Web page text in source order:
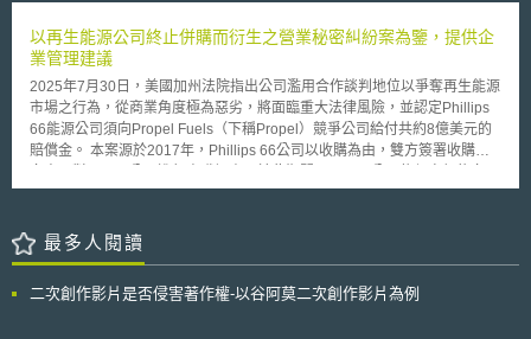
發展創立新事業。部長更進一步向國際新創喊話，韓國過去幾年成功孕育出
多家重量級獨角獸企業，極具協助新創發展為獨角獸企業之優勢。 推出此
一「特殊創業家簽證」措施，係為因應去年公布之「韓國新創政策」
（Startup Korea）中提出對於現行創業家簽證（startup visa）進行改進之
策略。 蓋韓國現行的創業家簽證相較於其他先進國家有較嚴格的條件，通
常有學歷限制以及各式佐證資料的要求，對不少外國創業家構成申請之阻
礙。 而新的「特殊創業家簽證」著眼於外國新創的創新與商業潛力。若外
韓國中小企業暨新創事業部與法務部預計年底前完成細節實施計畫，以順利
啟動「特殊創業家簽證」制度。此一新簽證制度預計將顯著促進韓國新創生
態系統發展，使來自世界各地具有創新和商業頭腦的創業家更容易在韓國落
以再生能源公司終止併購而衍生之營業秘密糾紛案為鑒，提供企
業管理建議
2025年7月30日，美國加州法院指出公司濫用合作談判地位以爭奪再生能源
市場之行為，從商業角度極為惡劣，將面臨重大法律風險，並認定Phillips
66能源公司須向Propel Fuels（下稱Propel）競爭公司給付共約8億美元的
賠償金。 本案源於2017年，Phillips 66公司以收購為由，雙方簽署收購意
Phillips 66公司揭露其再生柴油專屬策略與資訊，Phillips 66公司並從
公司突然終止收購並於下一工作日向加州監管機構宣布其將加入加州再生能
源市場，2019年正式銷售高混合可再生柴油。 2022年2月16日，Propel公
財務與銷售資料、營運模式及其再生能源業務的預測資料等營業秘密，致
最多人閱讀
二次創作影片是否侵害著作權-以谷阿莫二次創作影片為例